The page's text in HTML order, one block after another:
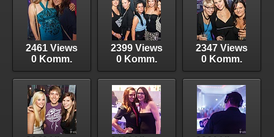
2461 Views
0 Komm.
2399 Views
0 Komm.
2347 Views
0 Komm.